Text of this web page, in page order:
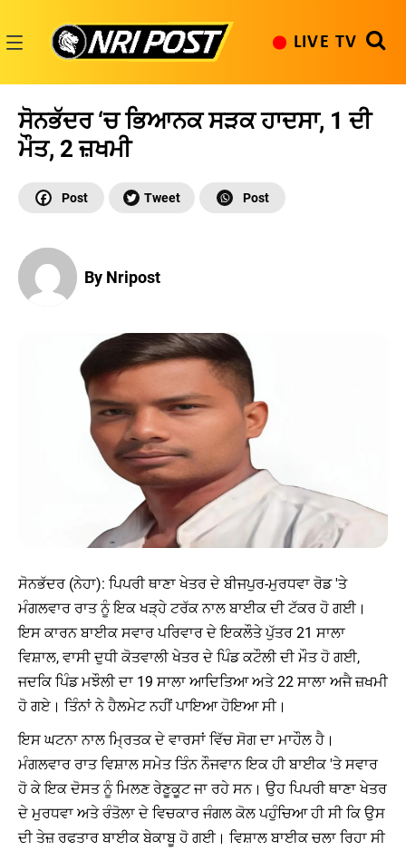
content
LIVE TV
ਸੋਨਭੱਦਰ ‘ਚ ਭਿਆਨਕ ਸੜਕ ਹਾਦਸਾ, 1 ਦੀ
ਮੌਤ, 2 ਜ਼ਖਮੀ
By Nripost
ਸੋਨਭੱਦਰ (ਨੇਹਾ): ਪਿਪਰੀ ਥਾਣਾ ਖੇਤਰ ਦੇ ਬੀਜਪੁਰ-ਮੁਰਧਵਾ ਰੋਡ 'ਤੇ
ਮੰਗਲਵਾਰ ਰਾਤ ਨੂੰ ਇਕ ਖੜ੍ਹੇ ਟਰੱਕ ਨਾਲ ਬਾਈਕ ਦੀ ਟੱਕਰ ਹੋ ਗਈ।
ਇਸ ਕਾਰਨ ਬਾਈਕ ਸਵਾਰ ਪਰਿਵਾਰ ਦੇ ਇਕਲੌਤੇ ਪੁੱਤਰ 21 ਸਾਲਾ
ਵਿਸ਼ਾਲ, ਵਾਸੀ ਦੁਧੀ ਕੋਤਵਾਲੀ ਖੇਤਰ ਦੇ ਪਿੰਡ ਕਟੌਲੀ ਦੀ ਮੌਤ ਹੋ ਗਈ,
ਜਦਕਿ ਪਿੰਡ ਮਝੌਲੀ ਦਾ 19 ਸਾਲਾ ਆਦਿਤਿਆ ਅਤੇ 22 ਸਾਲਾ ਅਜੈ ਜ਼ਖਮੀ
ਹੋ ਗਏ। ਤਿੰਨਾਂ ਨੇ ਹੈਲਮੇਟ ਨਹੀਂ ਪਾਇਆ ਹੋਇਆ ਸੀ।
ਇਸ ਘਟਨਾ ਨਾਲ ਮ੍ਰਿਤਕ ਦੇ ਵਾਰਸਾਂ ਵਿੱਚ ਸੋਗ ਦਾ ਮਾਹੌਲ ਹੈ।
ਮੰਗਲਵਾਰ ਰਾਤ ਵਿਸ਼ਾਲ ਸਮੇਤ ਤਿੰਨ ਨੌਜਵਾਨ ਇਕ ਹੀ ਬਾਈਕ 'ਤੇ ਸਵਾਰ
ਹੋ ਕੇ ਇਕ ਦੋਸਤ ਨੂੰ ਮਿਲਣ ਰੇਣੂਕੂਟ ਜਾ ਰਹੇ ਸਨ। ਉਹ ਪਿਪਰੀ ਥਾਣਾ ਖੇਤਰ
ਦੇ ਮੁਰਧਵਾ ਅਤੇ ਰੰਤੋਲਾ ਦੇ ਵਿਚਕਾਰ ਜੰਗਲ ਕੋਲ ਪਹੁੰਚਿਆ ਹੀ ਸੀ ਕਿ ਉਸ
ਦੀ ਤੇਜ਼ ਰਫਤਾਰ ਬਾਈਕ ਬੇਕਾਬੂ ਹੋ ਗਈ। ਵਿਸ਼ਾਲ ਬਾਈਕ ਚਲਾ ਰਿਹਾ ਸੀ